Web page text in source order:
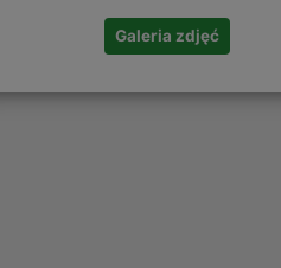
Galeria zdjęć